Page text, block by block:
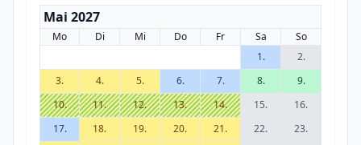
Mai 2027
Mo Di Mi Do Fr Sa
So
1.
2.
3.
4. 5. 6. 7. 8.
9.
10.
11. 12. 13. 14. 15.
16.
17.
18. 19. 20. 21. 22.
23.